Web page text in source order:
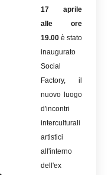
17 aprile
alle ore
19.00 è stato
inaugurato
Social
Factory, il
nuovo luogo
d'incontri
interculturali
artistici
all'interno
dell'ex